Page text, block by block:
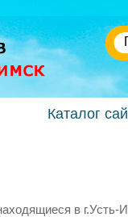
Каталог
в г.Усть-